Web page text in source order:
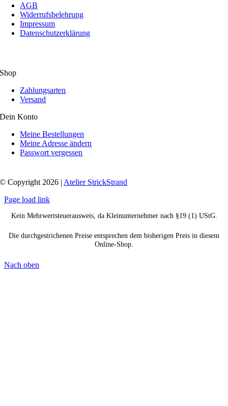
AGB
Widerrufsbelehrung
Impressum
Datenschutzerklärung
Shop
Zahlungsarten
Versand
Dein Konto
Meine Bestellungen
Meine Adresse ändern
Passwort vergessen
© Copyright 2026 | Atelier StrickStrand
Page load link
Kein Mehrwertsteuerausweis, da Kleinunternehmer nach §19 (1) UStG.
Die durchgestrichenen Preise entsprechen dem bisherigen Preis in diesem
Online-Shop.
Nach oben